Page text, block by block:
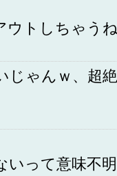
ウトしちゃう
じゃんｗ、超
いって意味不